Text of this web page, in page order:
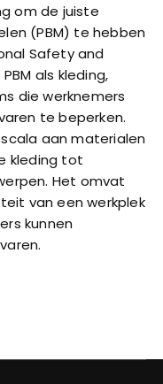
om de juiste
(PBM) te hebben
Safety and
als kleding,
die werknemers
te beperken.
aan materialen
kleding tot
Het omvat
van een werkplek
kunnen